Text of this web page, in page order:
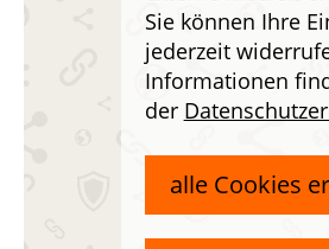
Sie können Ihre
jederzeit
Informationen
der
alle Cookies